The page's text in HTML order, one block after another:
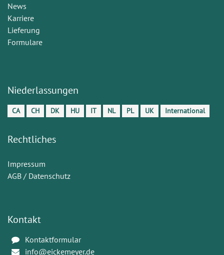
News
Karriere
Lieferung
Formulare
Niederlassungen
CA CH DK HU IT NL PL UK International
Rechtliches
Impressum
AGB / Datenschutz
Kontakt
Kontaktformular
info@eickemeyer.de